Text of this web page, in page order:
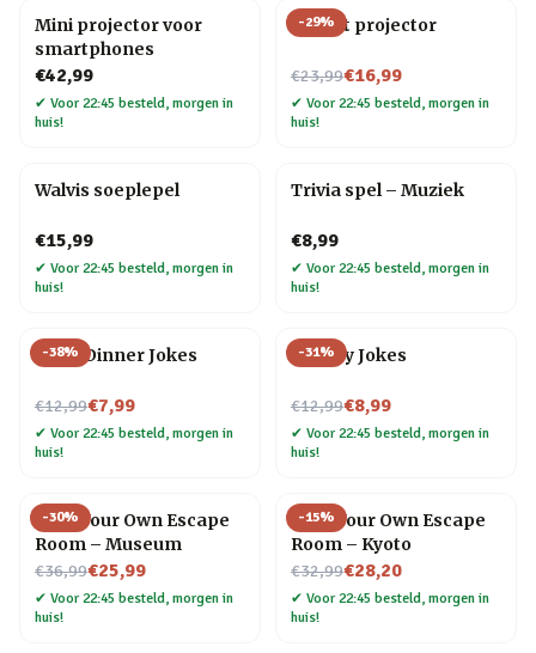
Mini projector voor
smartphones
€42,99
✔ Voor 22:45 besteld, morgen in
huis!
-29%
Olifant projector
€23,99
Nu voor€16,99
✔ Voor 22:45 besteld, morgen in
huis!
Walvis soeplepel
€15,99
✔ Voor 22:45 besteld, morgen in
huis!
Trivia spel – Muziek
€8,99
✔ Voor 22:45 besteld, morgen in
huis!
-38%
After Dinner Jokes
€12,99
Nu voor€7,99
✔ Voor 22:45 besteld, morgen in
huis!
-31%
Cheesy Jokes
€12,99
Nu voor€8,99
✔ Voor 22:45 besteld, morgen in
huis!
-30%
Host Your Own Escape
Room – Museum
€36,99
Nu voor€25,99
✔ Voor 22:45 besteld, morgen in
huis!
-15%
Host Your Own Escape
Room – Kyoto
€32,99
Nu voor€28,20
✔ Voor 22:45 besteld, morgen in
huis!